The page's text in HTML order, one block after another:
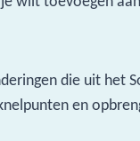
die uit het
en